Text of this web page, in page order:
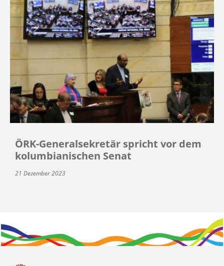
ÖRK-Generalsekretär spricht vor dem
kolumbianischen Senat
21 Dezember 2023